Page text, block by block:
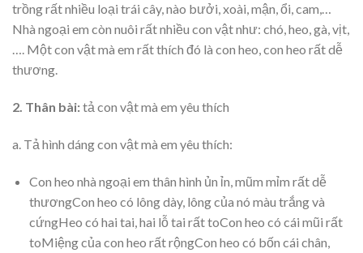
trồng rất nhiều loại trái cây, nào bưởi, xoài, mận, ổi, cam,…
Nhà ngoại em còn nuôi rất nhiều con vật như: chó, heo, gà, vịt,
…. Một con vật mà em rất thích đó là con heo, con heo rất dễ
thương.
2. Thân bài:tả con vật mà em yêu thích
a. Tả hình dáng con vật mà em yêu thích:
Con heo nhà ngoại em thân hình ủn ỉn, mũm mỉm rất dễ
thươngCon heo có lông dày, lông của nó màu trắng và
cứngHeo có hai tai, hai lỗ tai rất toCon heo có cái mũi rất
toMiệng của con heo rất rộngCon heo có bốn cái chân,